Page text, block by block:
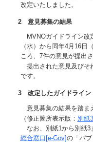
改定いたしました。
2 意見募集の結果
MVNOガイドライン改
（水）から同年4月16日
ころ、7件の意見が提出さ
提出された意見及びそ
です。
3 改定したガイドライン
意見募集の結果を踏ま
（修正箇所表示版： 別紙3
なお、別紙1から別紙3
総合窓口[e-Gov]の「パブ